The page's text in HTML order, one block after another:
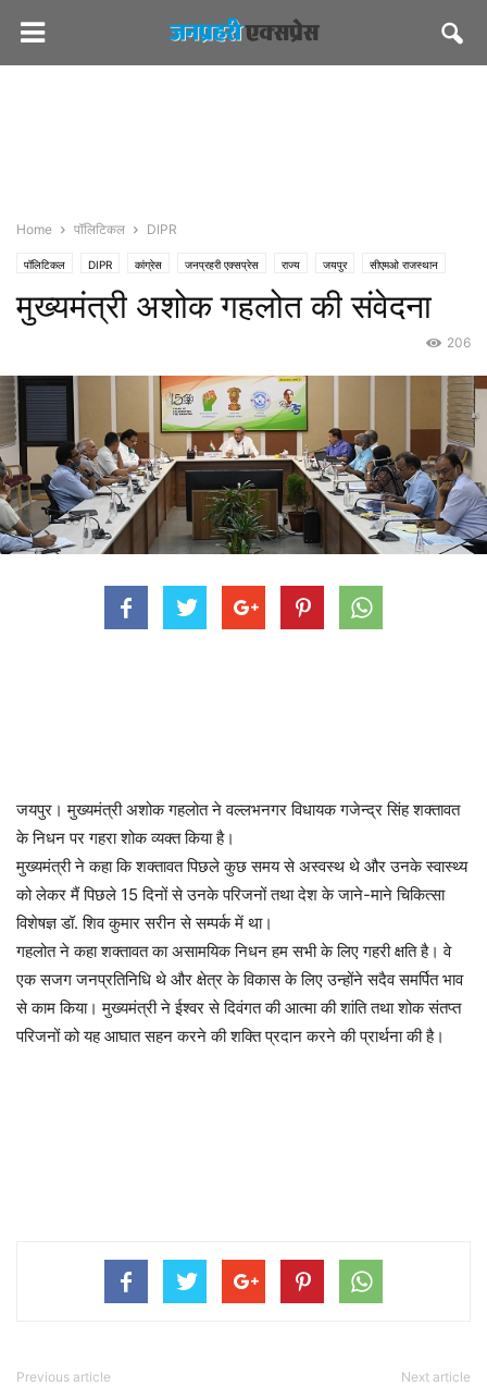
Home पॉलिटिकल DIPR
पॉलिटिकल DIPR कांग्रेस जनप्रहरी एक्सप्रेस राज्य जयपुर सीएमओ राजस्थान
मुख्यमंत्री अशोक गहलोत की संवेदना
206
जयपुर। मुख्यमंत्री अशोक गहलोत ने वल्लभनगर विधायक गजेन्द्र सिंह शक्तावत
के निधन पर गहरा शोक व्यक्त किया है।
मुख्यमंत्री ने कहा कि शक्तावत पिछले कुछ समय से अस्वस्थ थे और उनके स्वास्थ्य
को लेकर मैं पिछले 15 दिनों से उनके परिजनों तथा देश के जाने-माने चिकित्सा
विशेषज्ञ डॉ. शिव कुमार सरीन से सम्पर्क में था।
गहलोत ने कहा शक्तावत का असामयिक निधन हम सभी के लिए गहरी क्षति है। वे
एक सजग जनप्रतिनिधि थे और क्षेत्र के विकास के लिए उन्होंने सदैव समर्पित भाव
से काम किया। मुख्यमंत्री ने ईश्वर से दिवंगत की आत्मा की शांति तथा शोक संतप्त
परिजनों को यह आघात सहन करने की शक्ति प्रदान करने की प्रार्थना की है।
Previous article Next article